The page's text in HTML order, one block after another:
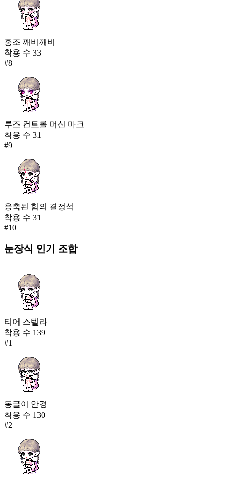
홍조 깨비깨비
착용 수 33
#8
루즈 컨트롤 머신 마크
착용 수 31
#9
응축된 힘의 결정석
착용 수 31
#10
눈장식 인기 조합
티어 스텔라
착용 수 139
#1
동글이 안경
착용 수 130
#2